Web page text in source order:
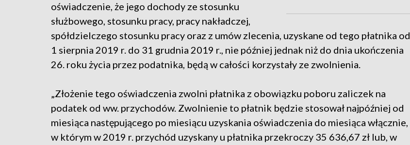
oświadczenie, że jego dochody ze stosunku
służbowego, stosunku pracy, pracy nakładczej,
spółdzielczego stosunku pracy oraz z umów zlecenia, uzyskane od tego płatnika od
1 sierpnia 2019 r. do 31 grudnia 2019 r., nie później jednak niż do dnia ukończenia
26. roku życia przez podatnika, będą w całości korzystały ze zwolnienia.
„Złożenie tego oświadczenia zwolni płatnika z obowiązku poboru zaliczek na
podatek od ww. przychodów. Zwolnienie to płatnik będzie stosował najpóźniej od
miesiąca następującego po miesiącu uzyskania oświadczenia do miesiąca włącznie,
w którym w 2019 r. przychód uzyskany u płatnika przekroczy 35 636,67 zł lub, w